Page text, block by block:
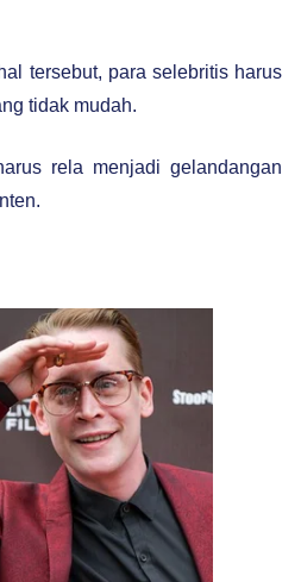
tersebut, para selebritis harus
tidak mudah.
rela menjadi gelandangan